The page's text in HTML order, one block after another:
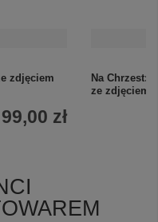
zdjęciem
99,00 zł
Na Chrzest:
ze zdjęciem